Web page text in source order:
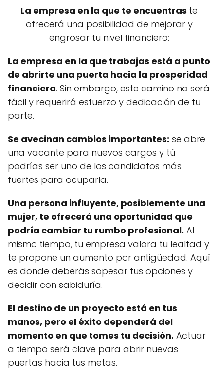
La empresa en la que te encuentras te
ofrecerá una posibilidad de mejorar y
engrosar tu nivel financiero:
La empresa en la que trabajas está a punto
de abrirte una puerta hacia la prosperidad
financiera. Sin embargo, este camino no será
fácil y requerirá esfuerzo y dedicación de tu
parte.
Se avecinan cambios importantes: se abre
una vacante para nuevos cargos y tú
podrías ser uno de los candidatos más
fuertes para ocuparla.
Una persona influyente, posiblemente una
mujer, te ofrecerá una oportunidad que
podría cambiar tu rumbo profesional. Al
mismo tiempo, tu empresa valora tu lealtad y
te propone un aumento por antigüedad. Aquí
es donde deberás sopesar tus opciones y
decidir con sabiduría.
El destino de un proyecto está en tus
manos, pero el éxito dependerá del
momento en que tomes tu decisión. Actuar
a tiempo será clave para abrir nuevas
puertas hacia tus metas.